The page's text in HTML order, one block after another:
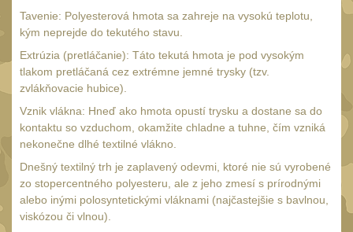
Pažby51
Raily, lišty, krytky
Přední rukojeti50
Zadní rukojeti
Mechanická mířidla30
Dvojnožky na hlaveň2
Dvojnožky pro picatinny
Tavenie: Polyesterová hmota sa zahreje na vysokú teplotu,
kým neprejde do tekutého stavu.
Extrúzia (pretláčanie): Táto tekutá hmota je pod vysokým
tlakom pretláčaná cez extrémne jemné trysky (tzv.
zvlákňovacie hubice).
Vznik vlákna: Hneď ako hmota opustí trysku a dostane sa do
kontaktu so vzduchom, okamžite chladne a tuhne, čím vzniká
nekonečne dlhé textilné vlákno.
Dnešný textilný trh je zaplavený odevmi, ktoré nie sú vyrobené
zo stopercentného polyesteru, ale z jeho zmesí s prírodnými
alebo inými polosyntetickými vláknami (najčastejšie s bavlnou,
viskózou či vlnou).